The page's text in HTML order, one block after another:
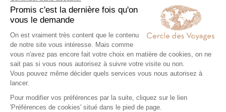
CIRCUIT PRIVÉ
Le Rajasthan en version éco responsable
13 jours - À partir de 3400 €/pers
Delhi - Agra - Jaipur - Jodhpur
← 1 2